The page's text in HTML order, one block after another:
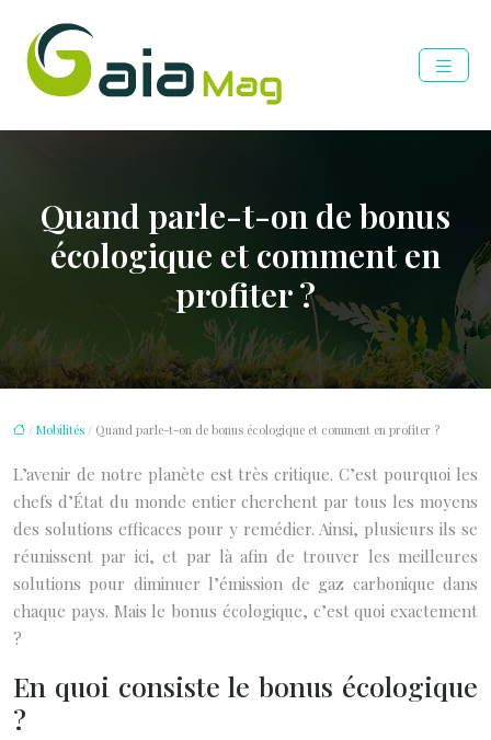
Quand parle-t-on de bonus
écologique et comment en
profiter ?
/ Mobilités / Quand parle-t-on de bonus écologique et comment en profiter ?
L’avenir de notre planète est très critique. C’est pourquoi les
chefs d’État du monde entier cherchent par tous les moyens
des solutions efficaces pour y remédier. Ainsi, plusieurs ils se
réunissent par ici, et par là afin de trouver les meilleures
solutions pour diminuer l’émission de gaz carbonique dans
chaque pays. Mais le bonus écologique, c’est quoi exactement
?
En quoi consiste le bonus écologique
?